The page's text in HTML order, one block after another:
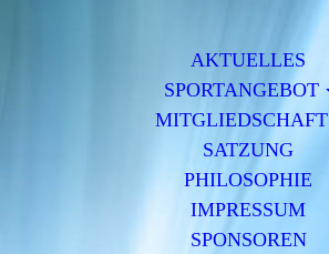
AKTUELLES
SPORTANGEBOT
MITGLIEDSCHAFT
SATZUNG
PHILOSOPHIE
IMPRESSUM
SPONSOREN